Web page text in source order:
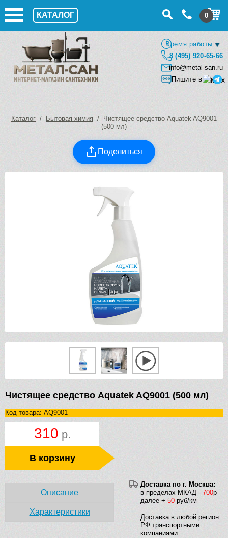
КАТАЛОГ 0
Время работы
8 (495) 920-65-66
info@metal-san.ru
Пишите в
Каталог / Бытовая химия / Чистящее средство Aquatek AQ9001
(500 мл)
Поделиться
Чистящее средство Aquatek AQ9001 (500 мл)
Код товара: AQ9001
310 р.
В корзину
Доставка по г. Москва:
в пределах МКАД - 700р
далее + 50 руб/км
Доставка в любой регион
РФ транспортными
компаниями
Описание
Характеристики